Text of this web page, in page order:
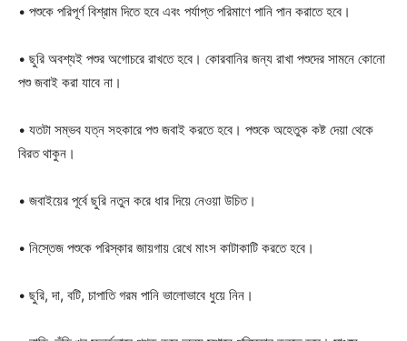
Champs21
• পশুকে পরিপূর্ণ বিশ্রাম দিতে হবে এবং পর্যাপ্ত পরিমাণে পানি পান করাতে হবে।
• ছুরি অবশ্যই পশুর অগোচরে রাখতে হবে। কোরবানির জন্য রাখা পশুদের সামনে কোনো
পশু জবাই করা যাবে না।
• যতটা সম্ভব যত্ন সহকারে পশু জবাই করতে হবে। পশুকে অহেতুক কষ্ট দেয়া থেকে
বিরত থাকুন।
• জবাইয়ের পূর্বে ছুরি নতুন করে ধার দিয়ে নেওয়া উচিত।
• নিস্তেজ পশুকে পরিস্কার জায়গায় রেখে মাংস কাটাকাটি করতে হবে।
• ছুরি, দা, বটি, চাপাতি গরম পানি ভালোভাবে ধুয়ে নিন।